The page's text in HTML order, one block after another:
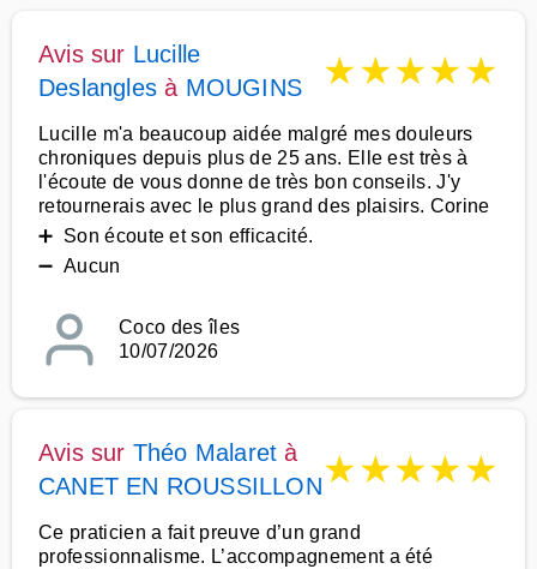
Avis sur Lucille
Deslangles à MOUGINS ★★★★★
Lucille m'a beaucoup aidée malgré mes douleurs
chroniques depuis plus de 25 ans. Elle est très à
l'écoute de vous donne de très bon conseils. J'y
retournerais avec le plus grand des plaisirs. Corine
➕ Son écoute et son efficacité.
➖ Aucun
Coco des îles
10/07/2026
Avis sur Théo Malaret à
CANET EN ROUSSILLON★★★★★
Ce praticien a fait preuve d’un grand
professionnalisme. L’accompagnement a été